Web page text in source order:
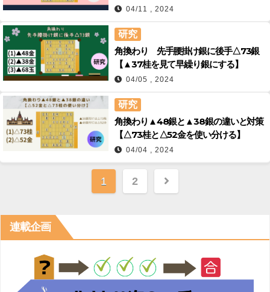
04/11 , 2024
研究
角換わり 先手腰掛け銀に後手△73銀
【▲37桂を見て早繰り銀にする】
04/05 , 2024
研究
角換わり▲48銀と▲38銀の違いと対策
【△73桂と△52金を使い分ける】
04/04 , 2024
投
ペ
ー
1 2
連載企画